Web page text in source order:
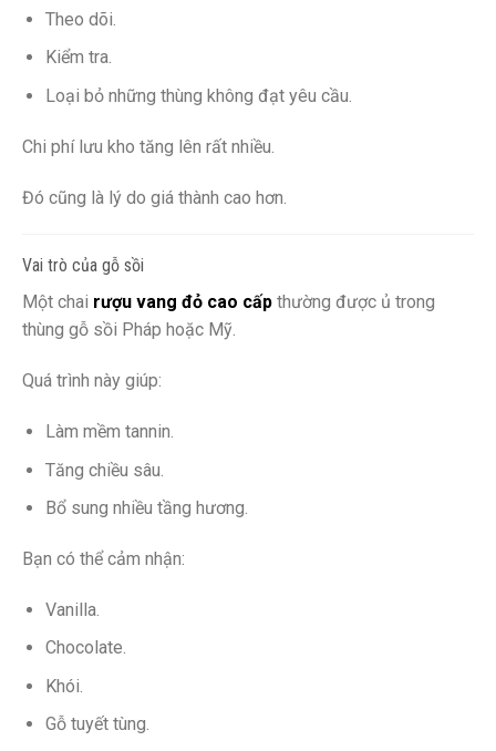
Theo dõi.
Kiểm tra.
Loại bỏ những thùng không đạt yêu cầu.
Chi phí lưu kho tăng lên rất nhiều.
Đó cũng là lý do giá thành cao hơn.
Vai trò của gỗ sồi
Một chai rượu vang đỏ cao cấp thường được ủ trong
thùng gỗ sồi Pháp hoặc Mỹ.
Quá trình này giúp:
Làm mềm tannin.
Tăng chiều sâu.
Bổ sung nhiều tầng hương.
Bạn có thể cảm nhận:
Vanilla.
Chocolate.
Khói.
Gỗ tuyết tùng.